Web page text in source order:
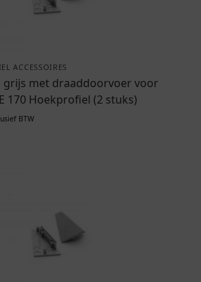
ACCESSOIRES
grijs met draaddoorvoer voor
170 Hoekprofiel (2 stuks)
BTW